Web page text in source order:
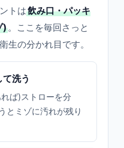
トは飲み口・パッキ
)。ここを毎回さっと
生の分かれ目です。
洗う
ば)ストローを分
とミゾに汚れが残り